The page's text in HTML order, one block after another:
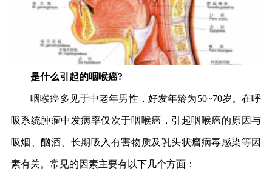
是什么引起的咽喉癌?
咽喉癌多见于中老年男性，好发年龄为50~70岁。在呼
吸系统肿瘤中发病率仅次于咽喉癌，引起咽喉癌的原因与
吸烟、酗酒、长期吸入有害物质及乳头状瘤病毒感染等因
素有关。常见的因素主要有以下几个方面：